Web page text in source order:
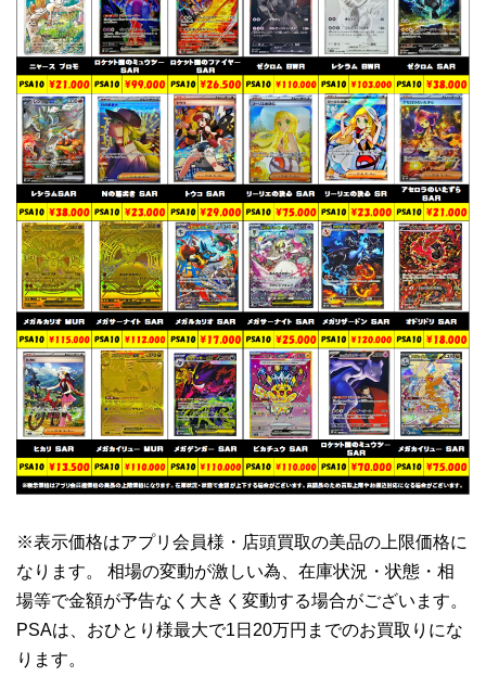
※表示価格はアプリ会員様・店頭買取の美品の上限価格に
なります。 相場の変動が激しい為、在庫状況・状態・相
場等で金額が予告なく大きく変動する場合がございます。
PSAは、おひとり様最大で1日20万円までのお買取りにな
ります。